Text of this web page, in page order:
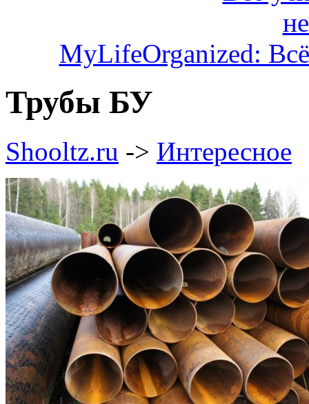
MyLifeOrganized:
Трубы БУ
Shooltz.ru -> Интересное